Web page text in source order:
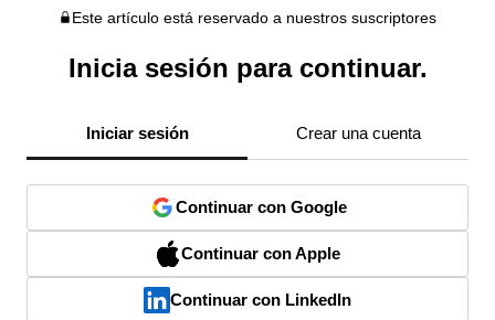
Este artículo está reservado a nuestros suscriptores
Inicia sesión para continuar.
Iniciar sesión Crear una cuenta
Continuar con Google
Continuar con Apple
Continuar con LinkedIn